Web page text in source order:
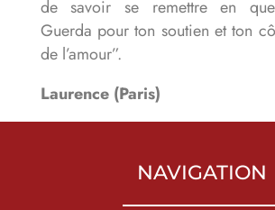
de savoir se remettre en
Guerda pour ton soutien et ton
de l’amour”.
Laurence (Paris)
NAVIGATION